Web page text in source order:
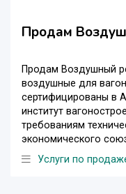
Продам
Продам Воздушный
воздушные для
сертифицированы в
институт
требованиям
экономического
Услуги по